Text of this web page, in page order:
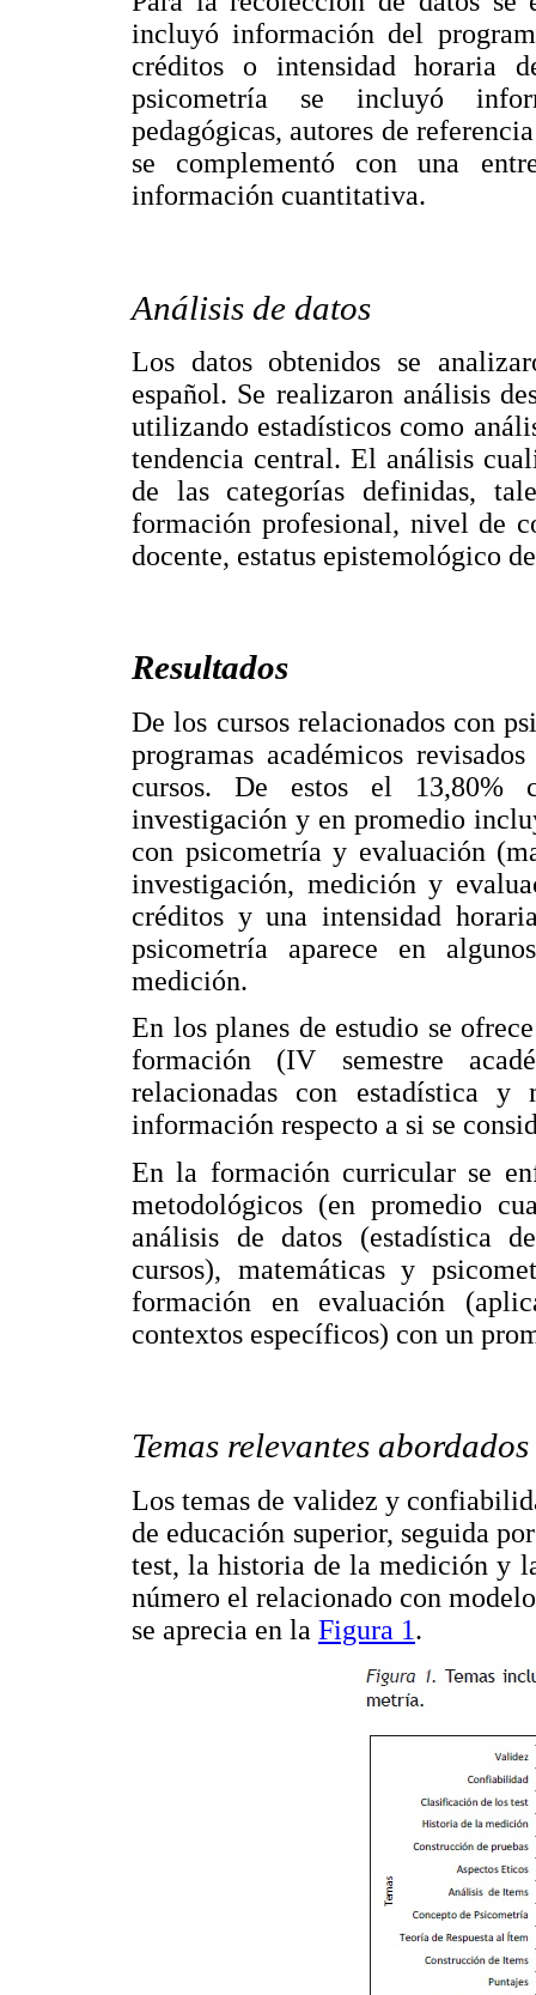
incluyó información del
créditos o intensidad horaria
psicometría se incluyó
pedagógicas, autores de
se complementó con una
información cuantitativa.
Análisis de datos
Los datos obtenidos se
español. Se realizaron análisis
utilizando estadísticos como
tendencia central. El análisis
de las categorías definidas,
formación profesional, nivel de
docente, estatus epistemológico
Resultados
De los cursos relacionados con
programas académicos
cursos. De estos el 13,80%
investigación y en promedio
con psicometría y evaluación
investigación, medición y
créditos y una intensidad
psicometría aparece en
medición.
En los planes de estudio se
formación (IV semestre
relacionadas con estadística y
información respecto a si se
En la formación curricular se
metodológicos (en promedio
análisis de datos (estadística
cursos), matemáticas y
formación en evaluación
contextos específicos) con un
Temas relevantes
Los temas de validez y
de educación superior, seguida
test, la historia de la medición y
número el relacionado con
se aprecia en la Figura 1.